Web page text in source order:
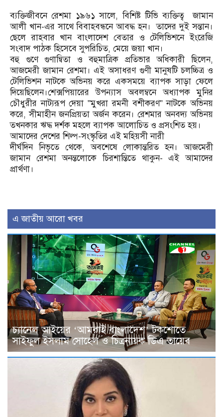
ব্যক্তিজীবনে রেশমা ১৯৬১ সালে, বিশিষ্ট টিভি ব্যক্তিত্ব জামান
আলী খান-এর সাথে বিবাহবন্ধনে আবদ্ধ হন। তাদের দুই সন্তান।
ছেলে রাহবার খান বাংলাদেশ বেতার ও টেলিভিশনে ইংরেজি
সংবাদ পাঠক হিসেবে সুপরিচিত, মেয়ে জয়া খান।
বহু গুণে গুণান্বিতা ও বহুমাত্রিক প্রতিভার অধিকারী ছিলেন,
আজমেরী জামান রেশমা। এই অসাধরণ গুণী মানুষটি চলচ্চিত্র ও
টেলিভিশন নাটকে অভিনয় করে একসময়ে ব্যাপক সাড়া ফেলে
দিয়েছিলেন।শেক্সপিয়ারের উপন্যাস অবলম্বনে অধ্যাপক মুনির
চৌধুরীর নাট্যরূপ দেয়া "মুখরা রমনী বশীকরণ" নাটকে অভিনয়
করে, সীমাহীন জনপ্রিয়তা অর্জন করেন। রেশমার অনবদ্য অভিনয়
তখনকার ঋদ্ধ দর্শক মহলে ব্যাপক আলোচিত ও প্রসংশিত হয়।
আমাদের দেশের শিল্প-সংস্কৃতির এই মহিয়সী নারী
দীর্ঘদিন নিভৃতে থেকে, অবশেষে লোকান্তরিত হন। আজমেরী
জামান রেশমা অনন্তলোকে চিরশান্তিতে থাকুন- এই আমাদের
প্রার্থণা।
এ জাতীয় আরো খবর
চ্যানেল আইয়ের ‘আমরাই বাংলাদেশ’ টকশোতে
সাইফুল ইসলাম সোহেল ও চিত্রনায়ক ডিএ তায়েব